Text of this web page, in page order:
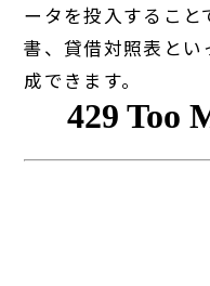
ータを投入すること
書、貸借対照表と
成できます。